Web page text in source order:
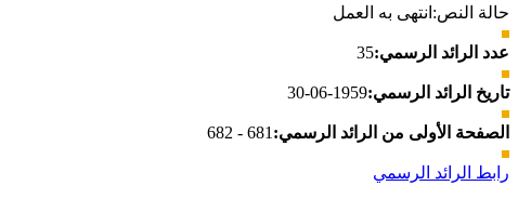
حالة النص: انتهى به العمل
عدد الرائد الرسمي:35
تاريخ الرائد الرسمي:1959-06-30
الصفحة الأولى من الرائد الرسمي: 681 - 682
رابط الرائد الرسمي